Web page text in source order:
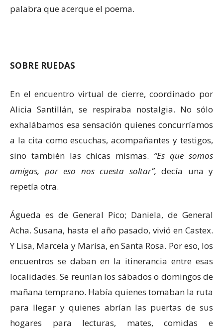
palabra que acerque el poema.
SOBRE RUEDAS
En el encuentro virtual de cierre, coordinado por
Alicia Santillán, se respiraba nostalgia. No sólo
exhalábamos esa sensación quienes concurríamos
a la cita como escuchas, acompañantes y testigos,
sino también las chicas mismas. “Es que somos
amigas, por eso nos cuesta soltar”, decía una y
repetía otra.
Águeda es de General Pico; Daniela, de General
Acha. Susana, hasta el año pasado, vivió en Castex.
Y Lisa, Marcela y Marisa, en Santa Rosa. Por eso, los
encuentros se daban en la itinerancia entre esas
localidades. Se reunían los sábados o domingos de
mañana temprano. Había quienes tomaban la ruta
para llegar y quienes abrían las puertas de sus
hogares para lecturas, mates, comidas e